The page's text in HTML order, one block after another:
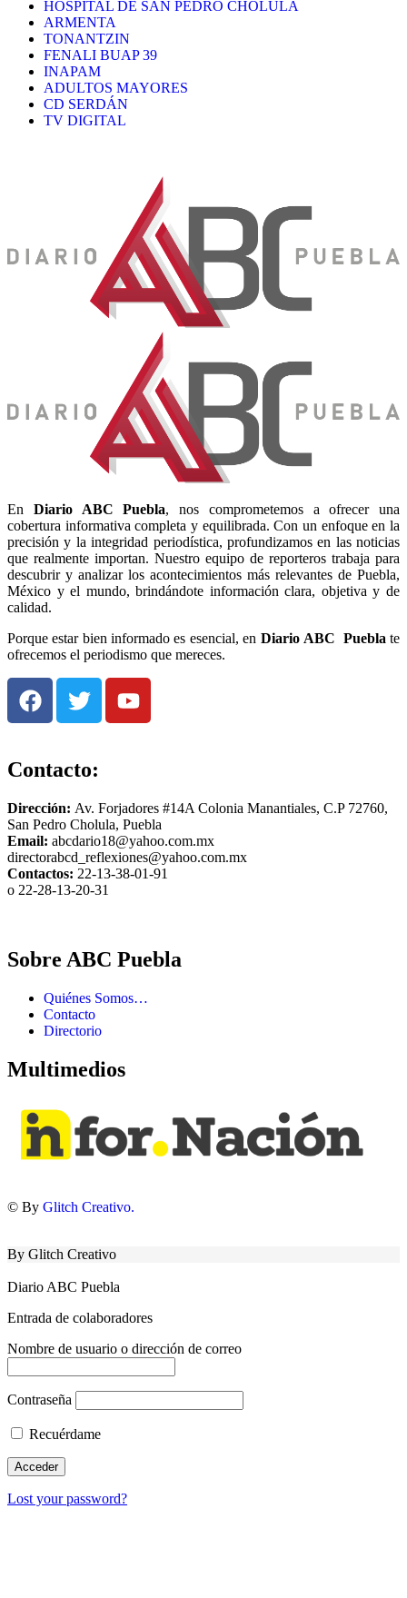
HOSPITAL DE SAN PEDRO CHOLULA
ARMENTA
TONANTZIN
FENALI BUAP 39
INAPAM
ADULTOS MAYORES
CD SERDÁN
TV DIGITAL
En Diario ABC Puebla, nos comprometemos a ofrecer una
cobertura informativa completa y equilibrada. Con un enfoque en la
precisión y la integridad periodística, profundizamos en las noticias
que realmente importan. Nuestro equipo de reporteros trabaja para
descubrir y analizar los acontecimientos más relevantes de Puebla,
México y el mundo, brindándote información clara, objetiva y de
calidad.
Porque estar bien informado es esencial, en Diario ABC Pueblate
ofrecemos el periodismo que mereces.
Contacto:
Dirección: Av. Forjadores #14A Colonia Manantiales, C.P 72760,
San Pedro Cholula, Puebla
Email: abcdario18@yahoo.com.mx
directorabcd_reflexiones@yahoo.com.mx
Contactos: 22-13-38-01-91
o 22-28-13-20-31
Sobre ABC Puebla
Quiénes Somos…
Contacto
Directorio
Multimedios
© By Glitch Creativo.
By Glitch Creativo
Diario ABC Puebla
Entrada de colaboradores
Nombre de usuario o dirección de correo
Contraseña
Recuérdame
Lost your password?